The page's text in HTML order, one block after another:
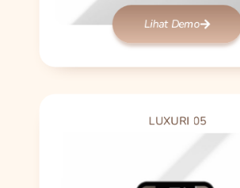
Lihat Demo
LUXURI 05